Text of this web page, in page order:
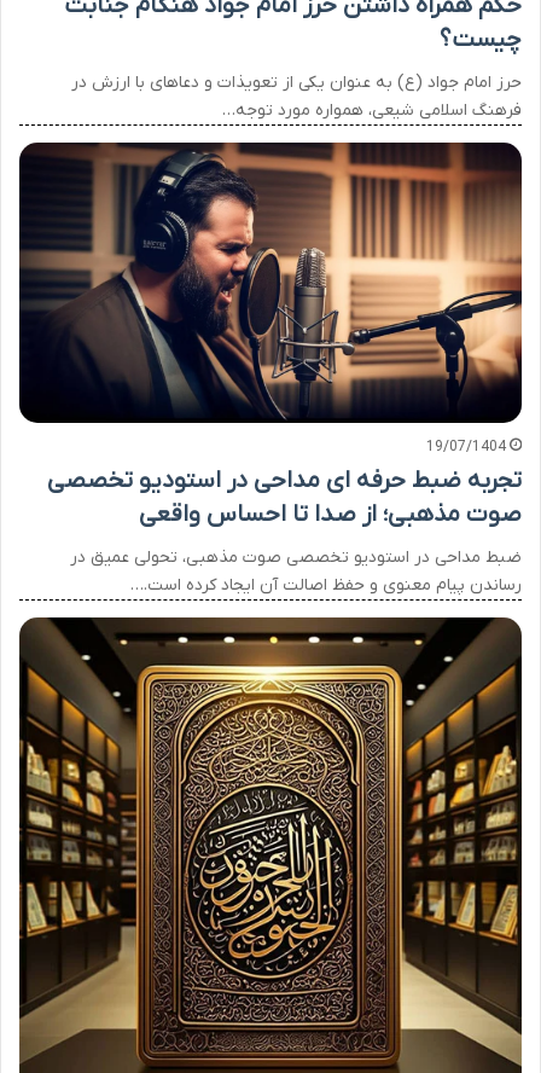
چیست؟
حرز امام جواد (ع) به عنوان یکی از تعویذات و دعاهای با ارزش در
فرهنگ اسلامی شیعی، همواره مورد توجه…
19/07/1404
تجربه ضبط حرفه ای مداحی در استودیو تخصصی
صوت مذهبی؛ از صدا تا احساس واقعی
ضبط مداحی در استودیو تخصصی صوت مذهبی، تحولی عمیق در
رساندن پیام معنوی و حفظ اصالت آن ایجاد کرده است.…